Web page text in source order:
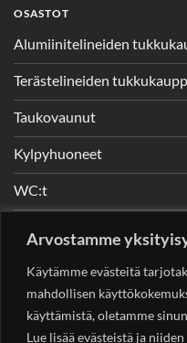
Arvostamme
Käytämme evästeitä
mahdollisen
käyttämistä, oletamme
Lue lisää evästeistä ja
OSASTOT
Alumiinitelineiden
Terästelineiden
Taukovaunut
Kylpyhuoneet
WC:t
Nostimet
YHTEYSTIEDOT